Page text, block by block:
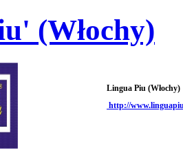
(Włochy)
Lingua Piu (Włochy)
http://